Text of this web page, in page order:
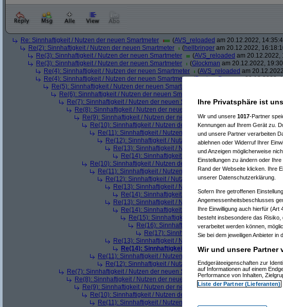
Re: Sinnhaftigkeit / Nutzen der neuen Smartmeter (AVS_reloaded am 20.12.2022,
Re(2): Sinnhaftigkeit / Nutzen der neuen Smartmeter
(hellbringer am 20.12.2022,
Re(3): Sinnhaftigkeit / Nutzen der neuen Smartmeter
(AVS_reloaded am 20.12.2022,
Re(3): Sinnhaftigkeit / Nutzen der neuen Smartmeter
(Glockman am 20.12.2022,
Re(4): Sinnhaftigkeit / Nutzen der neuen Smartmeter
(AVS_reloaded am
Re(4): Sinnhaftigkeit / Nutzen der neuen Smartmeter(Paulas_Papaam 20.12.2022,
Re(5): Sinnhaftigkeit / Nutzen der neuen Smartmeter
Re(6): Sinnhaftigkeit / Nutzen der neuen Smartmeter
Re(7): Sinnhaftigkeit / Nutzen der neuen Smartmeter
(Desolationrobam
Re(8): Sinnhaftigkeit / Nutzen der neuen Smartmeter
Re(9): Sinnhaftigkeit / Nutzen der neuen Smartmeter
(AVS_reloaded
Re(10): Sinnhaftigkeit / Nutzen der neuen Smartmeter(hellbringer
Re(11): Sinnhaftigkeit / Nutzen der neuen Smartmeter
(
Re(12): Sinnhaftigkeit / Nutzen der neuen Smartmeter(
Re(13): Sinnhaftigkeit / Nutzen der neuen Smartmeter
(
Re(14): Sinnhaftigkeit / Nutzen der neuen Smartmeter
Re(10): Sinnhaftigkeit / Nutzen der neuen Smartmeter (Superfloam
Re(11): Sinnhaftigkeit / Nutzen der neuen Smartmeter (
Re(12): Sinnhaftigkeit / Nutzen der neuen Smartmeter(
Re(13): Sinnhaftigkeit / Nutzen der neuen Smartmeter
Re(14): Sinnhaftigkeit / Nutzen der neuen Smartmeter(
Re(13): Sinnhaftigkeit / Nutzen der neuen Smartmeter(-
Re(14): Sinnhaftigkeit / Nutzen der neuen Smartmeter(
Re(15): Sinnhaftigkeit / Nutzen der neuen Smartmeter(
Re(16): Sinnhaftigkeit / Nutzen der neuen
Re(17): Sinnhaftigkeit / Nutzen der neuen
Re(13): Sinnhaftigkeit / Nutzen der neuen Smartmeter
Re(14): Sinnhaftigkeit / Nutzen der neuen Smartmeter(
Re(11): Sinnhaftigkeit / Nutzen der neuen Smartmeter
Re(12): Sinnhaftigkeit / Nutzen der neuen Smartmeter(
Re(7): Sinnhaftigkeit / Nutzen der neuen Smartmeter(AVS_reloadedam
Re(8): Sinnhaftigkeit / Nutzen der neuen Smartmeter(hellbringeram
Re(9): Sinnhaftigkeit / Nutzen der neuen Smartmeter(AVS_reloaded
Re(10): Sinnhaftigkeit / Nutzen der neuen Smartmeter
Re(11): Sinnhaftigkeit / Nutzen der neuen Smartmeter
Ihre Privatsphäre ist
Wir und unsere 1017-Partner
Kennungen auf Ihrem Gerät zu.
und unsere Partner verarbeiten
ablehnen oder Widerruf Ihrer
und Anzeigen möglicherweise
Einstellungen zu ändern oder
Rand der Webseite klicken. Ihre
unserer Datenschutzerklärung.
Sofern Ihre getroffenen
Angemessenheitsbeschlusses
Ihre Einwilligung auch hierfür (Art
besteht insbesondere das
verarbeitet werden können,
Sie bei dem jeweiligen Anbieter in
Wir und unsere Partner
Endgeräteeigenschaften zur
auf Informationen auf einem
Performance von Inhalten,
Liste der Partner (Lieferanten)